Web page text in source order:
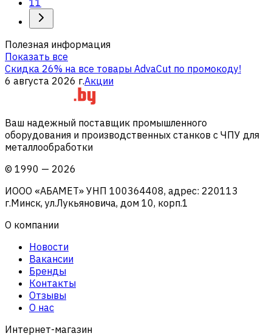
Полезная информация
Показать все
Скидка 26% на все товары AdvaCut по промокоду!
6 августа 2026 г.Акции
Ваш надежный поставщик промышленного
оборудования и производственных станков с ЧПУ для
металлообработки
© 1990 — 2026
ИООО «АБАМЕТ» УНП 100364408, адрес: 220113
г.Минск, ул.Лукьяновича, дом 10, корп.1
О компании
Новости
Вакансии
Бренды
Контакты
Отзывы
О нас
Интернет-магазин